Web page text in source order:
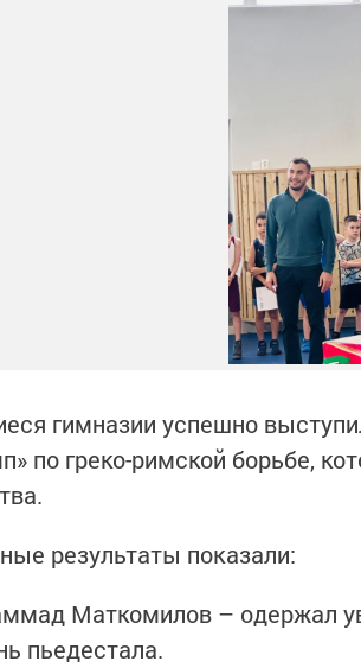
гимназии успешно
по греко-римской борьбе,
результаты показали:
Маткомилов – одержал
пьедестала.